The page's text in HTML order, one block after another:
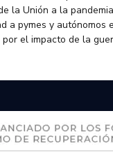
la Unión a la
a pymes y
el impacto de la